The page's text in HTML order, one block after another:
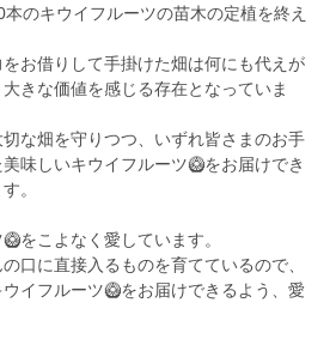
のキウイフルーツの苗木の定植を終え
お借りして手掛けた畑は何にも代えが
きな価値を感じる存在となっていま
な畑を守りつつ、いずれ皆さまのお手
味しいキウイフルーツ🥝をお届けでき
。
をこよなく愛しています。
口に直接入るものを育てているので、
イフルーツ🥝をお届けできるよう、愛